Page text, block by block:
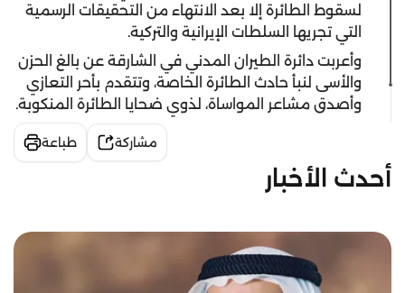
لسقوط الطائرة إلا بعد الانتهاء من التحقيقات الرسمية
التي تجريها السلطات الإيرانية والتركية.
وأعربت دائرة الطيران المدني في الشارقة عن بالغ الحزن
والأسى لنبأ حادث الطائرة الخاصة، وتتقدم بأحر التعازي
وأصدق مشاعر المواساة، لذوي ضحايا الطائرة المنكوبة.
مشاركة طباعة
أحدث الأخبار